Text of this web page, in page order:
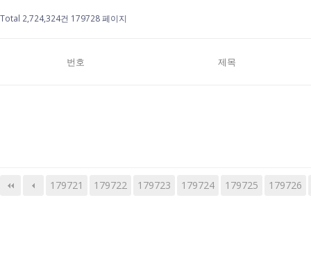
Total 2,724,324건 179728 페이지
번호 제목
179721 179722 179723 179724 179725 179726
다음 맨끝